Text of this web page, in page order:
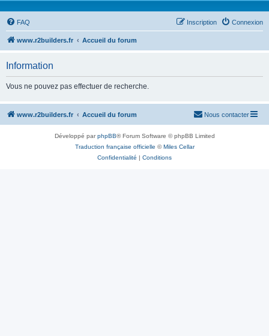
FAQ Connexion
Inscription
www.r2builders.fr Accueil du forum
Information
Vous ne pouvez pas effectuer de recherche.
www.r2builders.fr Accueil du forum Nous contacter
Développé parphpBB® Forum Software © phpBB Limited
Traduction française officielle ©Miles Cellar
Confidentialité | Conditions